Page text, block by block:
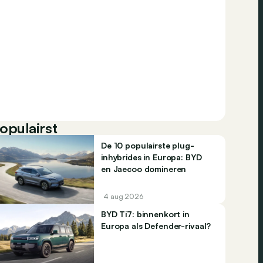
De 10 populairste plug-
inhybrides in Europa: BYD
en Jaecoo domineren
4 aug 2026
BYD Ti7: binnenkort in
Europa als Defender-rivaal?